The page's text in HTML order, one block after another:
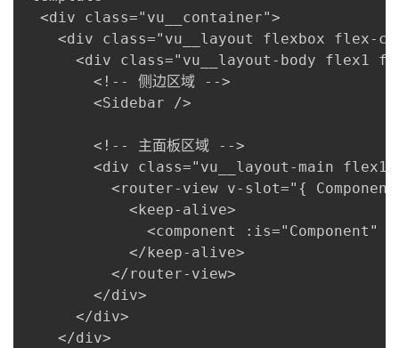
  <div class="vu__container">
<div class="vu__layout flexbox flex-
<div class="vu__layout-body flex1
        <!-- 侧边区域 -->
        <Sidebar />
        <!-- 主面板区域 -->
<div class="vu__layout-main
<router-view v-slot="{
            <keep-alive>
<component :is="Component"
            </keep-alive>
          </router-view>
        </div>
      </div>
    </div>